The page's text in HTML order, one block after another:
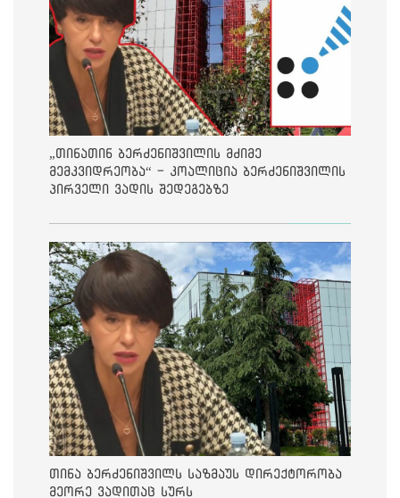
„თინათინ ბერძენიშვილის მძიმე
მემკვიდრეობა“ - კოალიცია ბერძენიშვილის
პირველი ვადის შედეგებზე
თინა ბერძენიშვილს საზმაუს დირექტორობა
მეორე ვადითაც სურს